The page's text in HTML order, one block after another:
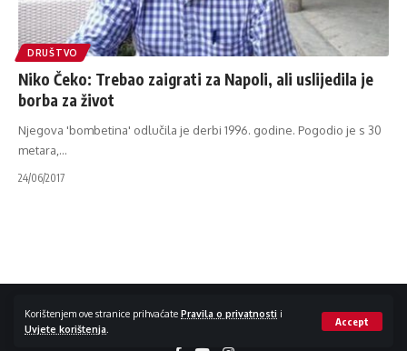
Korištenjem ove stranice prihvaćate Pravila o privatnosti i
Uvjete korištenja
Accept
DRUŠTVO
Niko Čeko: Trebao zaigrati za Napoli, ali uslijedila je
borba za život
Njegova 'bombetina' odlučila je derbi 1996. godine. Pogodio je s 30
metara, …
24/06/2017